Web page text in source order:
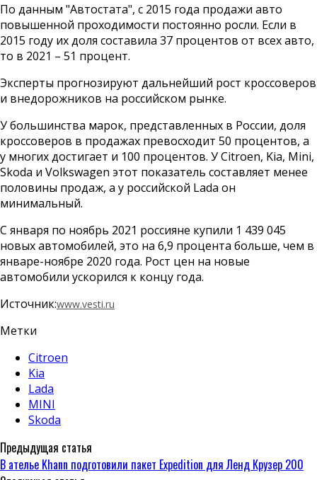
По данным "Автостата", с 2015 года продажи авто
повышенной проходимости постоянно росли. Если в
2015 году их доля составила 37 процентов от всех авто,
то в 2021 – 51 процент.
Эксперты прогнозируют дальнейший рост кроссоверов
и внедорожников на российском рынке.
У большинства марок, представленных в России, доля
кроссоверов в продажах превосходит 50 процентов, а
у многих достигает и 100 процентов. У Citroen, Kia, Mini,
Skoda и Volkswagen этот показатель составляет менее
половины продаж, а у российской Lada он
минимальный.
С января по ноябрь 2021 россияне купили 1 439 045
новых автомобилей, это на 6,9 процента больше, чем в
январе-ноябре 2020 года. Рост цен на новые
автомобили ускорился к концу года.
Источник:www.vesti.ru
Метки
Citroen
Kia
Lada
MINI
Skoda
Предыдущая статья
В ателье Khann подготовили пакет Expedition для Ленд Крузер 200